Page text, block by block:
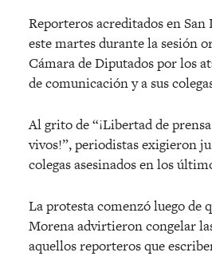
Reporteros acreditados en
este martes durante la sesión
Cámara de Diputados por los
de comunicación y a sus
Al grito de “¡Libertad de
vivos!”, periodistas exigieron
colegas asesinados en los
La protesta comenzó luego de
Morena advirtieron congelar
aquellos reporteros que